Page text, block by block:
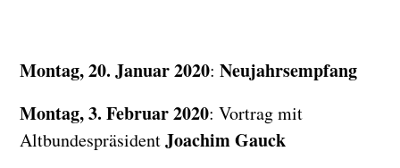
Montag, 20. Januar 2020:Neujahrsempfang
Montag, 3. Februar 2020: Vortrag mit
AltbundespräsidentJoachim Gauck